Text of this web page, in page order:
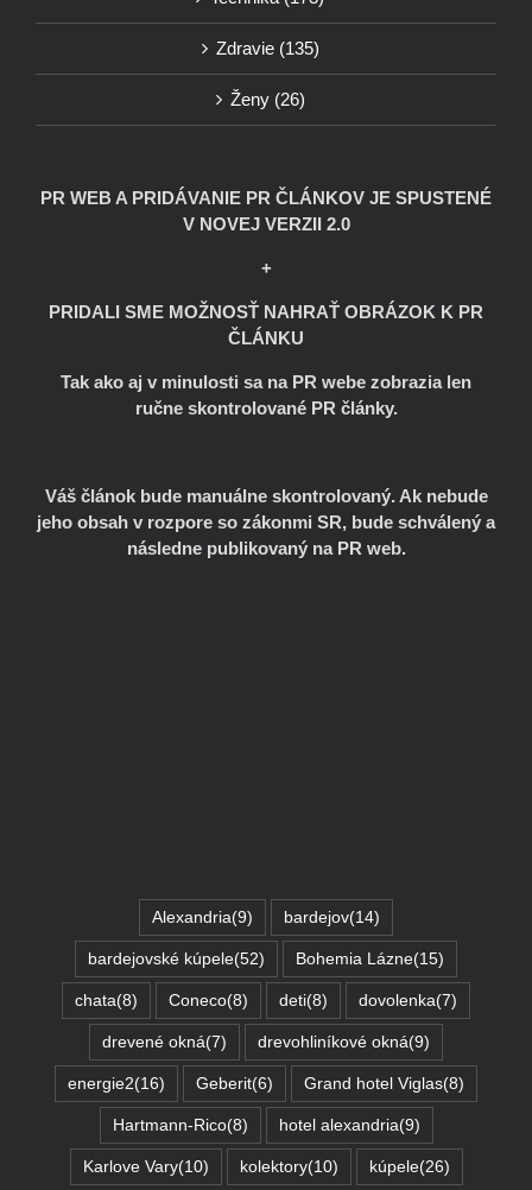
Zdravie (135)
Ženy (26)
PR WEB A PRIDÁVANIE PR ČLÁNKOV JE SPUSTENÉ
V NOVEJ VERZII 2.0
+
PRIDALI SME MOŽNOSŤ NAHRAŤ OBRÁZOK K PR
ČLÁNKU
Tak ako aj v minulosti sa na PR webe zobrazia len
ručne skontrolované PR články.
Váš článok bude manuálne skontrolovaný. Ak nebude
jeho obsah v rozpore so zákonmi SR, bude schválený a
následne publikovaný na PR web.
Alexandria(9) bardejov(14)
bardejovské kúpele(52) Bohemia Lázne(15)
chata(8) Coneco(8) deti(8) dovolenka(7)
drevené okná(7) drevohliníkové okná(9)
energie2(16) Geberit(6) Grand hotel Viglas(8)
Hartmann-Rico(8) hotel alexandria(9)
Karlove Vary(10) kolektory(10) kúpele(26)